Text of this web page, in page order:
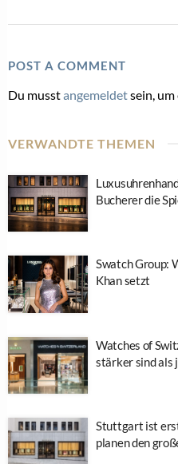
POST A COMMENT
Du musstangemeldetsein,
VERWANDTE THEMEN
Bucherer die
Swatch Group:
Khan setzt
Watches of
stärker sind als
Stuttgart ist
planen den